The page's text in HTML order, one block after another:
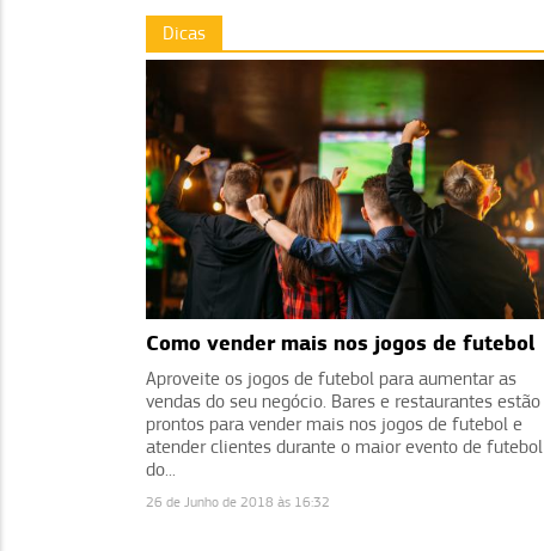
Dicas
Como vender mais nos jogos de futebol
Aproveite os jogos de futebol para aumentar as
vendas do seu negócio. Bares e restaurantes estão
prontos para vender mais nos jogos de futebol e
atender clientes durante o maior evento de futebol
do...
26 de Junho de 2018 às 16:32